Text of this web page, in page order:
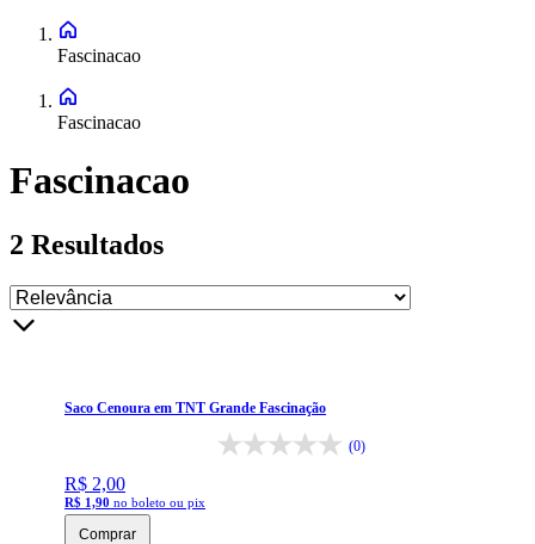
Fascinacao
Fascinacao
Fascinacao
2 Resultados
Saco Cenoura em TNT Grande Fascinação
(0)
R$ 2,00
R$ 1,90 no boleto ou pix
Comprar